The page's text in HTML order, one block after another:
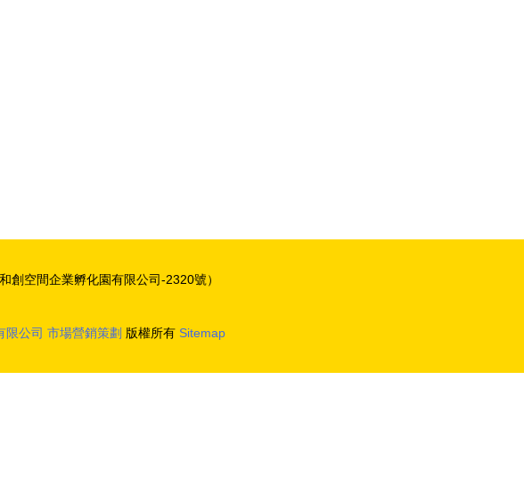
空間企業孵化園有限公司-2320號）
限公司 市場營銷策劃 版權所有 Sitemap